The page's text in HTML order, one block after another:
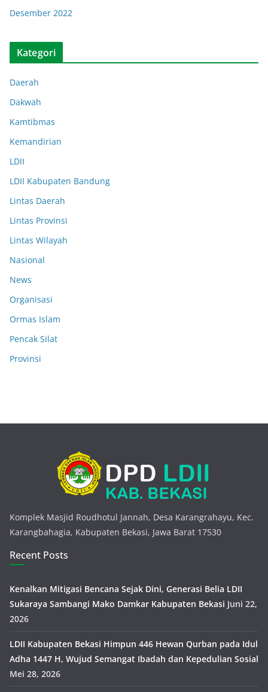
Desember 2022
Kategori
Daerah
Dakwah
Kamtibmas
Kemandirian
LDII
LDII Kabupaten Bandung
Lintas Daerah
Lintas Provinsi
Lintas Wilayah
Nasional
News
Organisasi
Ormas Islam
Pencak Silat
Provinsi
Komplek Masjid Roudhotul Jannah, Desa Karangrahayu, Kec.
Karangbahagia, Kabupaten Bekasi, Jawa Barat 17530
Recent Posts
Kenalkan Mitigasi Bencana Sejak Dini, Generasi Belia LDII
Sukaraya Sambangi Mako Damkar Kabupaten Bekasi Juni 22,
2026
LDII Kabupaten Bekasi Himpun 446 Hewan Qurban pada Idul
Adha 1447 H, Wujud Semangat Ibadah dan Kepedulian Sosial
Mei 28, 2026